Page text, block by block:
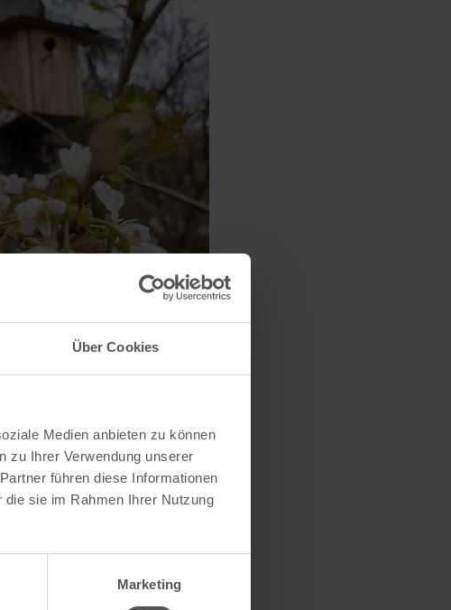
Über Cookies
Medien anbieten zu können
zu Ihrer Verwendung unserer
führen diese Informationen
sie im Rahmen Ihrer Nutzung
Marketing